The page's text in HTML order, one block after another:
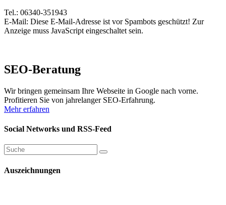
Tel.: 06340-351943
E-Mail: Diese E-Mail-Adresse ist vor Spambots geschützt! Zur
Anzeige muss JavaScript eingeschaltet sein.
SEO-Beratung
Wir bringen gemeinsam Ihre Webseite in Google nach vorne.
Profitieren Sie von jahrelanger SEO-Erfahrung.
Mehr erfahren
Social Networks und RSS-Feed
Auszeichnungen